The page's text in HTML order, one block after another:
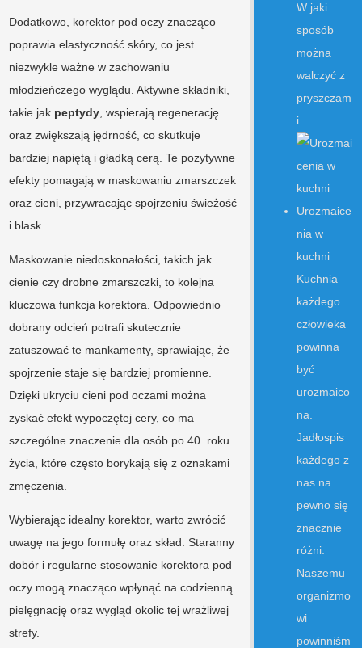
Dodatkowo, korektor pod oczy znacząco
poprawia elastyczność skóry, co jest
niezwykle ważne w zachowaniu
młodzieńczego wyglądu. Aktywne składniki,
takie jak peptydy , wspierają regenerację
oraz zwiększają jędrność, co skutkuje
bardziej napiętą i gładką cerą. Te pozytywne
efekty pomagają w maskowaniu zmarszczek
oraz cieni, przywracając spojrzeniu świeżość
i blask.
Maskowanie niedoskonałości, takich jak
cienie czy drobne zmarszczki, to kolejna
kluczowa funkcja korektora. Odpowiednio
dobrany odcień potrafi skutecznie
zatuszować te mankamenty, sprawiając, że
spojrzenie staje się bardziej promienne.
Dzięki ukryciu cieni pod oczami można
zyskać efekt wypoczętej cery, co ma
szczególne znaczenie dla osób po 40. roku
życia, które często borykają się z oznakami
zmęczenia.
Wybierając idealny korektor, warto zwrócić
uwagę na jego formułę oraz skład. Staranny
dobór i regularne stosowanie korektora pod
oczy mogą znacząco wpłynąć na codzienną
pielęgnację oraz wygląd okolic tej wrażliwej
strefy.
W jaki
sposób
można
walczyć z
pryszczam
i …
Urozmaice
nia w
kuchni
Kuchnia
każdego
człowieka
powinna
być
urozmaico
na.
Jadłospis
każdego z
nas na
pewno się
znacznie
różni.
Naszemu
organizmo
wi
powinniśm